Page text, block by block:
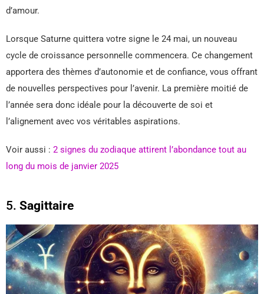
d’amour.
Lorsque Saturne quittera votre signe le 24 mai, un nouveau
cycle de croissance personnelle commencera. Ce changement
apportera des thèmes d’autonomie et de confiance, vous offrant
de nouvelles perspectives pour l’avenir. La première moitié de
l’année sera donc idéale pour la découverte de soi et
l’alignement avec vos véritables aspirations.
Voir aussi : 2 signes du zodiaque attirent l’abondance tout au
long du mois de janvier 2025
5. Sagittaire